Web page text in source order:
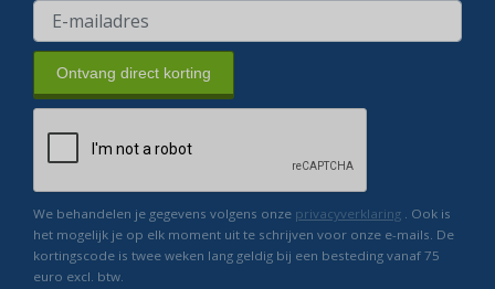
Ontvang direct korting
We behandelen je gegevens volgens onze privacyverklaring . Ook is
het mogelijk je op elk moment uit te schrijven voor onze e-mails. De
kortingscode is twee weken lang geldig bij een besteding vanaf 75
euro excl. btw.